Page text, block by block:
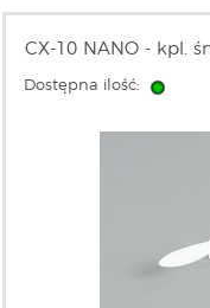
CX-10 NANO - kpl.
Dostępna ilość: